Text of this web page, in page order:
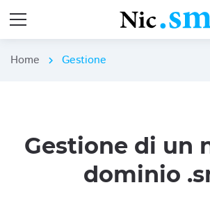
Home chevron_right Gestione
Gestione di un
dominio